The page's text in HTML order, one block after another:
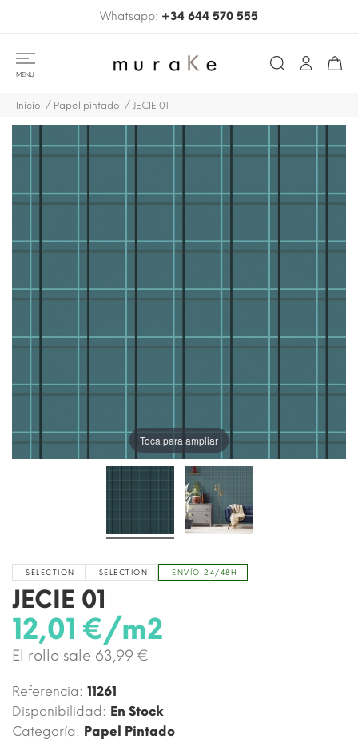
Whatsapp: +34 644 570 555
MENU
Inicio Papel pintado JECIE 01
Toca para ampliar
SELECTION SELECTION ENVÍO 24/48H
JECIE 01
12,01 €/m2
El rollo sale 63,99 €
Referencia: 11261
Disponibilidad: En Stock
Categoría: Papel Pintado